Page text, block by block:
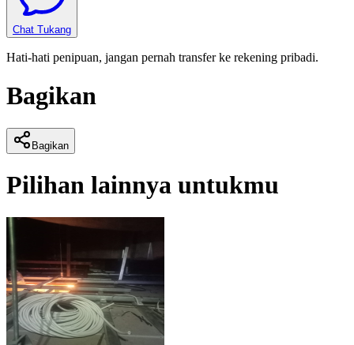
Chat Tukang
Hati-hati penipuan, jangan pernah transfer ke rekening pribadi.
Bagikan
Bagikan
Pilihan lainnya untukmu